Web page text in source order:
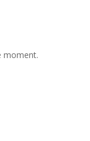
moment.